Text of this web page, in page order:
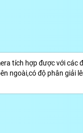
tích hợp được với các
ngoài,có độ phân giải